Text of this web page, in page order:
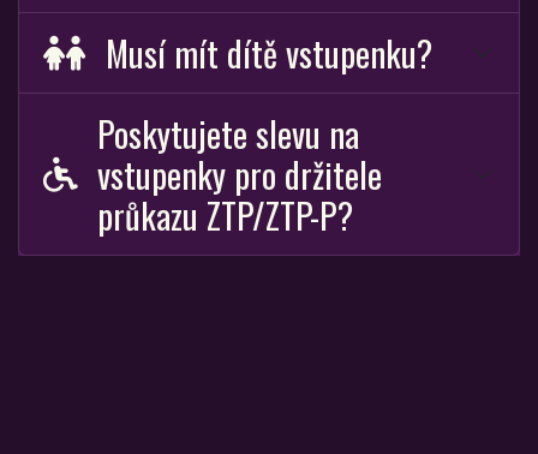
Musí mít dítě vstupenku?
Poskytujete slevu na
vstupenky pro držitele
průkazu ZTP/ZTP-P?